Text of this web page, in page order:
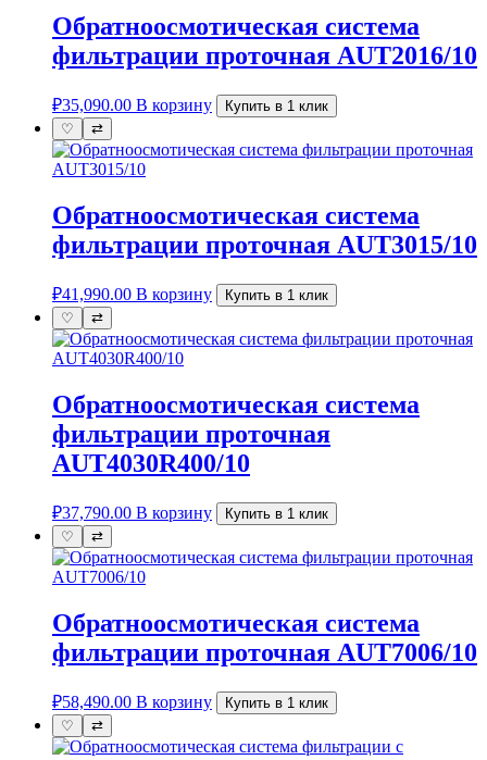
Обратноосмотическая система
фильтрации проточная AUT2016/10
₽35,090.00 В корзину
Купить в 1 клик
♡
⇄
Обратноосмотическая система
фильтрации проточная AUT3015/10
₽41,990.00 В корзину
Купить в 1 клик
♡
⇄
Обратноосмотическая система
фильтрации проточная
AUT4030R400/10
₽37,790.00 В корзину
Купить в 1 клик
♡
⇄
Обратноосмотическая система
фильтрации проточная AUT7006/10
₽58,490.00 В корзину
Купить в 1 клик
♡
⇄